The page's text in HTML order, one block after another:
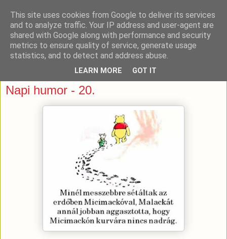
Napi humor - 20.
This site uses cookies from Google to deliver its services
and to analyze traffic. Your IP address and user-agent are
shared with Google along with performance and security
metrics to ensure quality of service, generate usage
statistics, and to detect and address abuse.
LEARN MORE GOT IT